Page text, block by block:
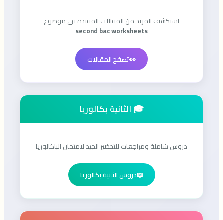
استكشف المزيد من المقالات المفيدة في موضوع
second bac worksheets
👀تصفح المقالات
🎓 الثانية بكالوريا
دروس شاملة ومراجعات للتحضير الجيد لامتحان الباكالوريا
📖دروس الثانية بكالوريا